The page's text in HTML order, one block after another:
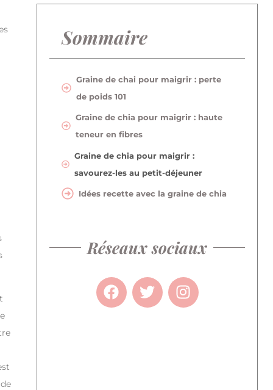
Sommaire
Graine de chai pour maigrir : perte
de poids 101
Graine de chia pour maigrir : haute
teneur en fibres
Graine de chia pour maigrir :
savourez-les au petit-déjeuner
Idées recette avec la graine de chia
Réseaux sociaux